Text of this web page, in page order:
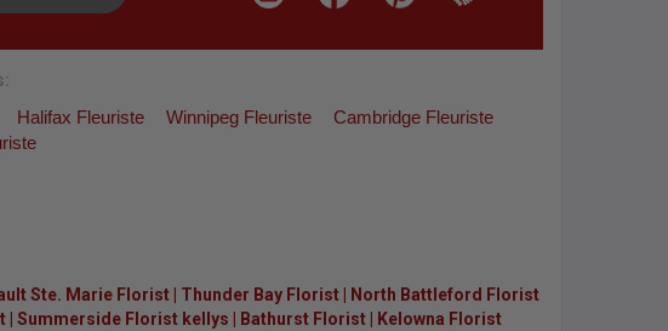
Halifax Fleuriste Winnipeg Fleuriste
Cambridge Fleuriste
Ste. Marie Florist Thunder Bay Florist
North Battleford Florist
| Summerside Florist kellys Bathurst Florist|
Kelowna Florist